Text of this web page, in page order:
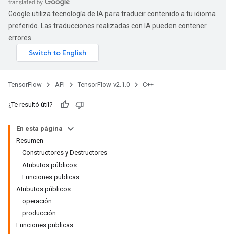
Google utiliza tecnología de IA para traducir contenido a tu idioma
preferido. Las traducciones realizadas con IA pueden contener
errores.
TensorFlow API TensorFlow v2.1.0 C++
¿Te resultó útil?
En esta página
Resumen
Constructores y Destructores
Atributos públicos
Funciones publicas
Atributos públicos
operación
producción
Funciones publicas